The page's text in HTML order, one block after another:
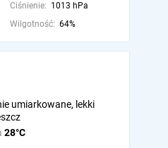
Ciśnienie: 1013 hPa
Wilgotność: 64%
28°C
umiarkowane, lekki